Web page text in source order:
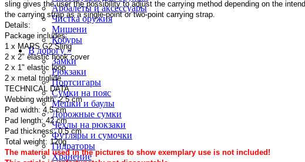
Арбалеты и аксессуары
Чистка оружия
Мишени
Кобуры
В дорогу »
Замки
Рюкзаки
Портсигары
Сумки на пояс
Мешки и баулы
Дорожные сумки
Чехлы на рюкзаки
Футляры и сумочки
Гидраторы
Хранение
sling gives the user the possibility to adjust the carrying method depending on the
the carrying strap as a single-point or two-point carrying strap.
Details:
Package includes:
1 x MARS G2 Sling
2 x 2" elastic hook cover
2 x 1" elastic loop
2 x metal triglide
TECHNICAL DATA
Webbing width: 2,5 cm
Pad width: 4,5 cm
Pad length: 42 cm
Pad thickness: 0,5 cm
Total weight: 120g
The material used in the pictures to show exemplary use is not included!